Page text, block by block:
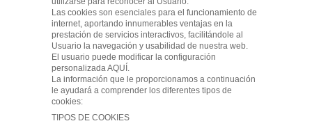
Las cookies son esenciales para el funcionamiento de
internet, aportando innumerables ventajas en la
prestación de servicios interactivos, facilitándole al
Usuario la navegación y usabilidad de nuestra web.
El usuario puede modificar la configuración
personalizada AQUÍ.
La información que le proporcionamos a continuación
le ayudará a comprender los diferentes tipos de
cookies:
TIPOS DE COOKIES